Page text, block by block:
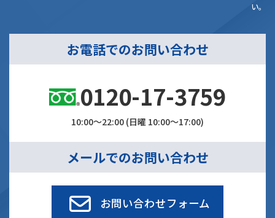
い。
お電話でのお問い合わせ
0120-17-3759
10:00～22:00 (日曜 10:00～17:00)
メールでのお問い合わせ
お問い合わせフォーム